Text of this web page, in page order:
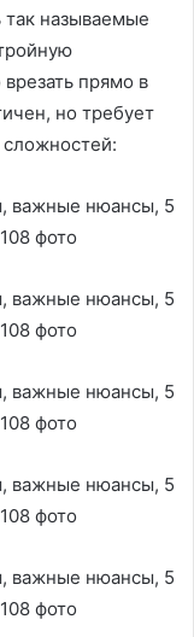
называемые
прямо в
но требует